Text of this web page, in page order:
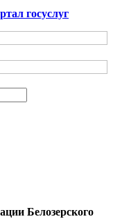
госуслуг
Белозерского